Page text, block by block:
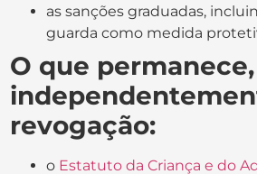
as sanções graduadas,
guarda como medida
O que permanece,
revogação:
o Estatuto da Criança e do